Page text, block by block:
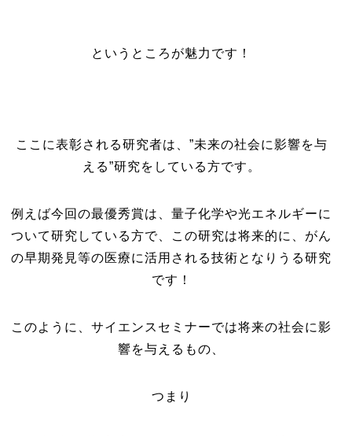
というところが魅力です！
ここに表彰される研究者は、”未来の社会に影響を与
える”研究をしている方です。
例えば今回の最優秀賞は、量子化学や光エネルギーに
ついて研究している方で、この研究は将来的に、がん
の早期発見等の医療に活用される技術となりうる研究
です！
このように、サイエンスセミナーでは将来の社会に影
響を与えるもの、
つまり